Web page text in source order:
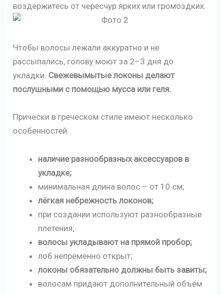
воздержитесь от чересчур ярких или громоздких.
Чтобы волосы лежали аккуратно и не
рассыпались, голову моют за 2–3 дня до
укладки. Свежевымытые локоны делают
послушными с помощью мусса или геля.
Причёски в греческом стиле имеют несколько
особенностей:
наличие разнообразных аксессуаров в
укладке;
минимальная длина волос – от 10 см;
лёгкая небрежность локонов;
при создании используют разнообразные
плетения;
волосы укладывают на прямой пробор;
лоб непременно открыт;
локоны обязательно должны быть завиты;
волосам придают дополнительный объём